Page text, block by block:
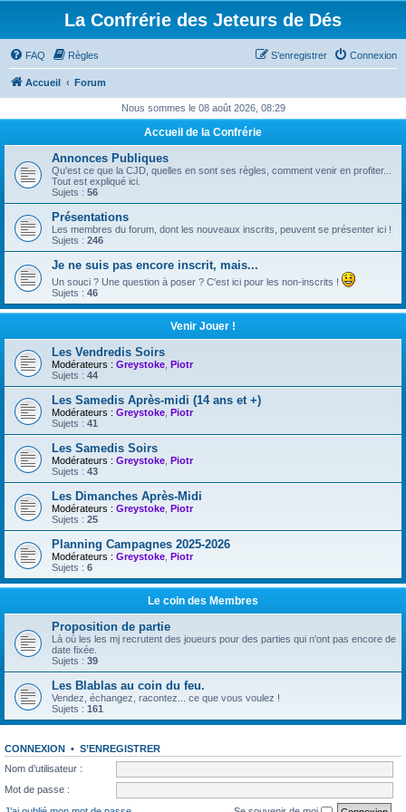
La Confrérie des Jeteurs de Dés
FAQ Règles Connexion
S’enregistrer
Accueil Forum
Nous sommes le 08 août 2026, 08:29
Accueil de la Confrérie
Annonces Publiques
Qu'est ce que la CJD, quelles en sont ses règles, comment venir en profiter...
Tout est expliqué ici.
Sujets : 56
Présentations
Les membres du forum, dont les nouveaux inscrits, peuvent se présenter ici !
Sujets : 246
Je ne suis pas encore inscrit, mais...
Un souci ? Une question à poser ? C'est ici pour les non-inscrits !
Sujets : 46
Venir Jouer !
Les Vendredis Soirs
Modérateurs : Greystoke Piotr
Sujets : 44
Les Samedis Après-midi (14 ans et +)
Modérateurs : Greystoke Piotr
Sujets : 41
Les Samedis Soirs
Modérateurs : Greystoke Piotr
Sujets : 43
Les Dimanches Après-Midi
Modérateurs : Greystoke Piotr
Sujets : 25
Planning Campagnes 2025-2026
Modérateurs : Greystoke Piotr
Sujets : 6
Le coin des Membres
Proposition de partie
Là où les les mj recrutent des joueurs pour des parties qui n'ont pas encore de
date fixée.
Sujets : 39
Les Blablas au coin du feu.
Vendez, échangez, racontez... ce que vous voulez !
Sujets : 161
CONNEXION • S’ENREGISTRER
Nom d’utilisateur :
Mot de passe :